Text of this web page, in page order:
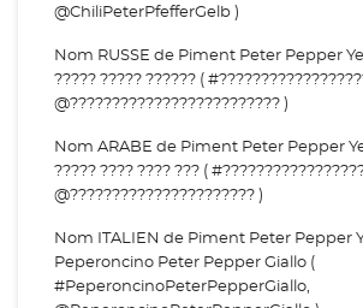
@ChiliPeterPfefferGelb )
Nom RUSSE de Piment Peter Pepper
????? ????? ?????? (
@????????????????????????? )
Nom ARABE de Piment Peter Pepper
????? ???? ???? ??? (
@?????????????????????? )
Nom ITALIEN de Piment Peter Pepper
Peperoncino Peter Pepper Giallo (
#PeperoncinoPeterPepperGiallo,